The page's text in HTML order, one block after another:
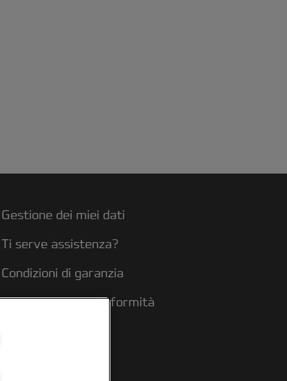
Gestione dei miei dati
Ti serve assistenza?
Condizioni di garanzia
Dichiarazioni di conformità